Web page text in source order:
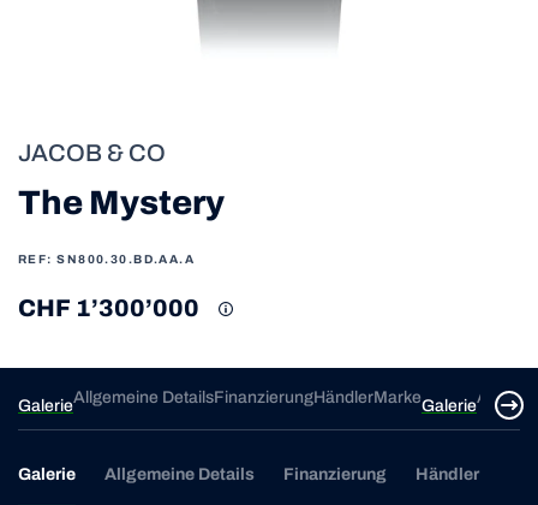
JACOB & CO
The Mystery
REF: SN800.30.BD.AA.A
CHF 1’300’000
GalerieAllgemeine DetailsFinanzierungHändlerMarkeGalerie
Galerie Allgemeine Details Finanzierung Händler